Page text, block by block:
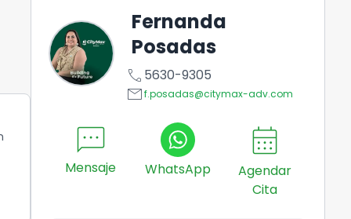
Fernanda
Posadas
call 5630-9305
emailf.posadas@citymax-adv.com
sms
Mensaje WhatsApp
calendar_month
Agendar
Cita